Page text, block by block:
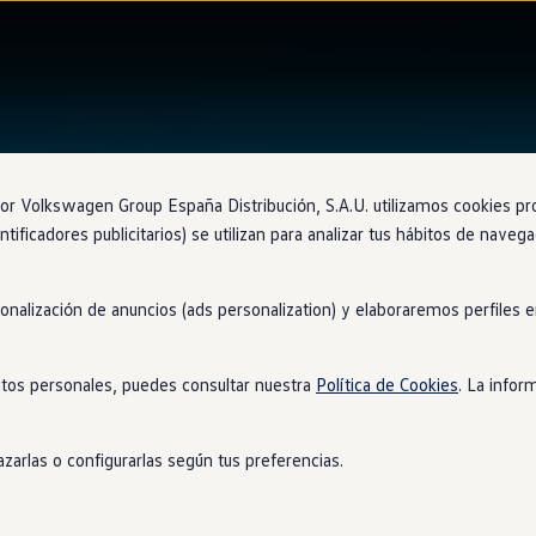
Group España Distribución, S.A.U. utilizamos cookies
publicitarios) se utilizan para analizar tus hábitos de
de anuncios (ads personalization) y elaboraremos
personales, puedes consultar nuestra Política de Cookies. La
o configurarlas según tus preferencias.